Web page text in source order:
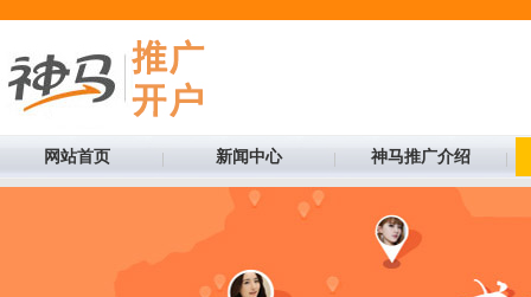
网站首页 新闻中心 神马推广介绍